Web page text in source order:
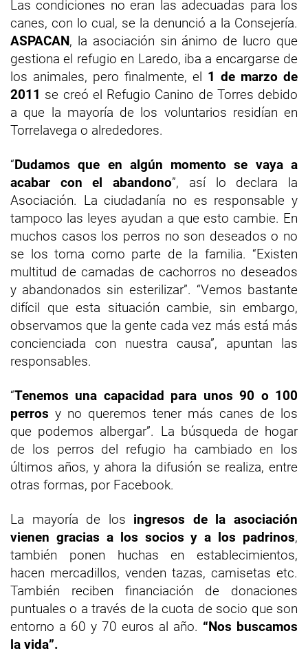
Las condiciones no eran las adecuadas para los
canes, con lo cual, se la denunció a la Consejería.
ASPACAN, la asociación sin ánimo de lucro que
gestiona el refugio en Laredo, iba a encargarse de
los animales, pero finalmente, el 1 de marzo de
2011 se creó el Refugio Canino de Torres debido
a que la mayoría de los voluntarios residían en
Torrelavega o alrededores.
“Dudamos que en algún momento se vaya a
acabar con el abandono”, así lo declara la
Asociación. La ciudadanía no es responsable y
tampoco las leyes ayudan a que esto cambie. En
muchos casos los perros no son deseados o no
se los toma como parte de la familia. “Existen
multitud de camadas de cachorros no deseados
y abandonados sin esterilizar”. “Vemos bastante
difícil que esta situación cambie, sin embargo,
observamos que la gente cada vez más está más
concienciada con nuestra causa”, apuntan las
responsables.
“Tenemos una capacidad para unos 90 o 100
perros y no queremos tener más canes de los
que podemos albergar”. La búsqueda de hogar
de los perros del refugio ha cambiado en los
últimos años, y ahora la difusión se realiza, entre
otras formas, por Facebook.
La mayoría de los ingresos de la asociación
vienen gracias a los socios y a los padrinos,
también ponen huchas en establecimientos,
hacen mercadillos, venden tazas, camisetas etc.
También reciben financiación de donaciones
puntuales o a través de la cuota de socio que son
entorno a 60 y 70 euros al año. “Nos buscamos
la vida”.